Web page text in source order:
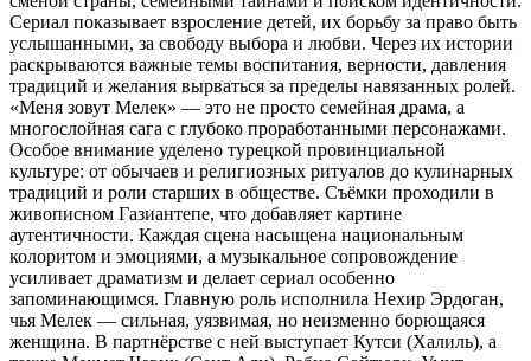
Сериал показывает взросление детей, их борьбу за право быть
услышанными, за свободу выбора и любви. Через их истории
раскрываются важные темы воспитания, верности, давления
традиций и желания вырваться за пределы навязанных ролей.
«Меня зовут Мелек» — это не просто семейная драма, а
многослойная сага с глубоко проработанными персонажами.
Особое внимание уделено турецкой провинциальной
культуре: от обычаев и религиозных ритуалов до кулинарных
традиций и роли старших в обществе. Съёмки проходили в
живописном Газиантепе, что добавляет картине
аутентичности. Каждая сцена насыщена национальным
колоритом и эмоциями, а музыкальное сопровождение
усиливает драматизм и делает сериал особенно
запоминающимся. Главную роль исполнила Нехир Эрдоган,
чья Мелек — сильная, уязвимая, но неизменно борющаяся
женщина. В партнёрстве с ней выступает Кутси (Халиль), а